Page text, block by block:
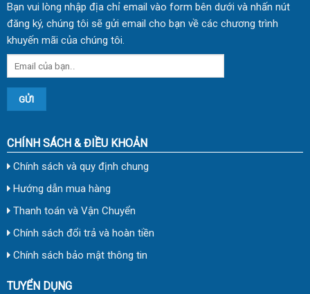
Bạn vui lòng nhập địa chỉ email vào form bên dưới và nhấn nút
đăng ký, chúng tôi sẽ gửi email cho bạn về các chương trình
khuyến mãi của chúng tôi.
CHÍNH SÁCH & ĐIỀU KHOẢN
Chính sách và quy định chung
Hướng dẫn mua hàng
Thanh toán và Vận Chuyển
Chính sách đổi trả và hoàn tiền
Chính sách bảo mật thông tin
TUYỂN DỤNG